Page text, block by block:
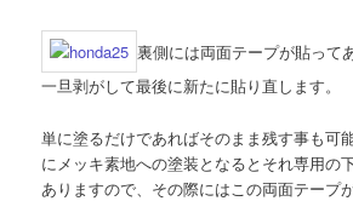
裏側には両面テープが貼って
一旦剥がして最後に新たに貼り直します。
単に塗るだけであればそのまま残す事も可
にメッキ素地への塗装となるとそれ専用の
ありますので、その際にはこの両面テープ